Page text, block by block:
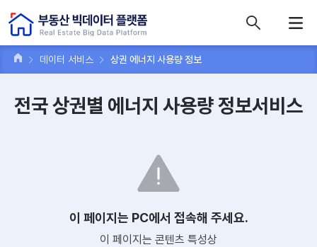
데이터 서비스 상권 에너지 사용량 정보
전국 상권별 에너지 사용량 정보서비스
이 페이지는 PC에서 접속해 주세요.
이 페이지는 콘텐츠 특성상